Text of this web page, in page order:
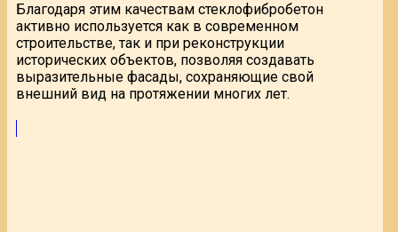
Благодаря этим качествам стеклофибробетон
активно используется как в современном
строительстве, так и при реконструкции
исторических объектов, позволяя создавать
выразительные фасады, сохраняющие свой
внешний вид на протяжении многих лет.